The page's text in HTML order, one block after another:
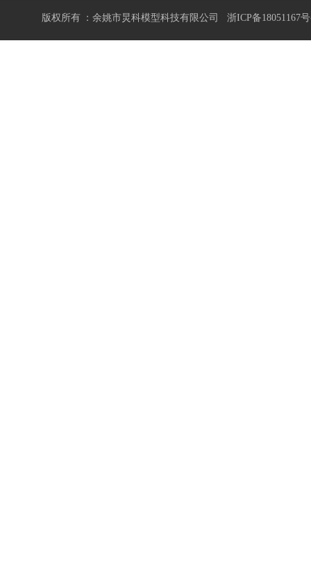
版权所有 ：余姚市炅科模型科技有限公司 浙ICP备18051167